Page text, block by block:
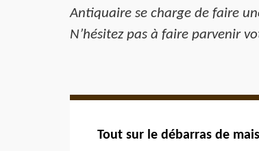
Antiquaire se charge de faire
N’hésitez pas à faire parvenir
Tout sur le débarras de